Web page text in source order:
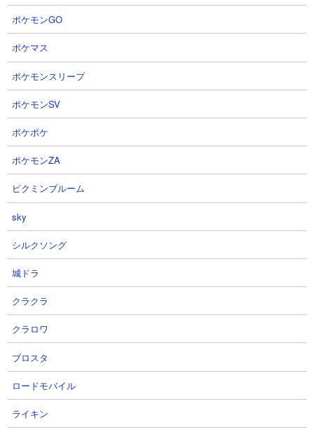
【俺アラ】光の工房リニューア
知能700の理由は！？様々なボス
に挑戦できるようになってより面
プな件・ARISE・公認クリエイタ
ー】
OhchiGameSさん
2026.08.02 20:49（5日前）
15
2026.08.01 22:16（6日前）
16
【俺アラ】影の君主！入手方法&
無課金完凸方法解説！スキル回し
17
件 外伝8話/アニメ/ストーリー/水
ポケモンGO
ポケマス
ポケモンスリープ
ポケモンSV
ポケポケ
ポケモンZA
ピクミンブルーム
sky
シルクソング
城ドラ
クラクラ
クラロワ
ブロスタ
ロードモバイル
ライキン